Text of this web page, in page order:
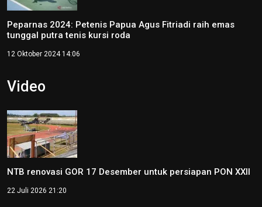
Peparnas 2024: Petenis Papua Agus Fitriadi raih emas
tunggal putra tenis kursi roda
12 Oktober 2024 14:06
Video
NTB renovasi GOR 17 Desember untuk persiapan PON XXII
22 Juli 2026 21:20